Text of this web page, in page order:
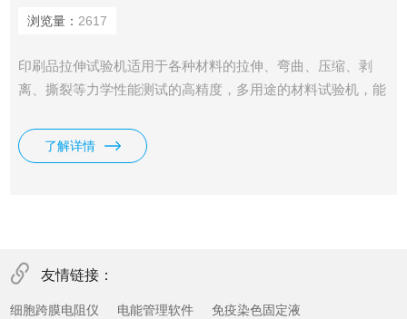
浏览量： 2617
印刷品拉伸试验机适用于各种材料的拉伸、弯曲、压缩、剥
离、撕裂等力学性能测试的高精度，多用途的材料试验机，能
理准确，本机是计算机控制式*测试仪器。
了解详情
友情链接：
细胞跨膜电阻仪 电能管理软件 免疫染色固定液